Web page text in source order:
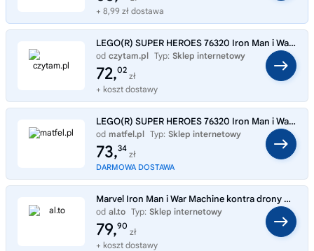
+ 8,99 zł dostawa
LEGO(R) SUPER HEROES 76320 Iron Man i War Machine
od czytam.pl Typ: Sklep internetowy
72,02
zł
+ koszt dostawy
LEGO(R) SUPER HEROES 76320 Iron Man i War Machine
od matfel.pl Typ: Sklep internetowy
73,34
zł
DARMOWA DOSTAWA
Marvel Iron Man i War Machine kontra drony Hammera 76320
od al.to Typ: Sklep internetowy
79,90
zł
+ koszt dostawy